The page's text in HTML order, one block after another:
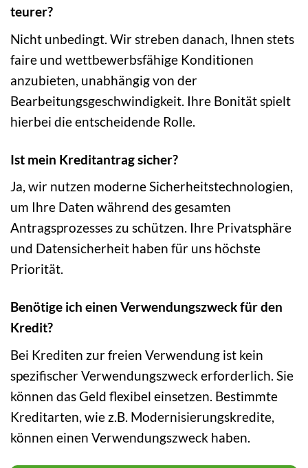
teurer?
Nicht unbedingt. Wir streben danach, Ihnen stets
faire und wettbewerbsfähige Konditionen
anzubieten, unabhängig von der
Bearbeitungsgeschwindigkeit. Ihre Bonität spielt
hierbei die entscheidende Rolle.
Ist mein Kreditantrag sicher?
Ja, wir nutzen moderne Sicherheitstechnologien,
um Ihre Daten während des gesamten
Antragsprozesses zu schützen. Ihre Privatsphäre
und Datensicherheit haben für uns höchste
Priorität.
Benötige ich einen Verwendungszweck für den
Kredit?
Bei Krediten zur freien Verwendung ist kein
spezifischer Verwendungszweck erforderlich. Sie
können das Geld flexibel einsetzen. Bestimmte
Kreditarten, wie z.B. Modernisierungskredite,
können einen Verwendungszweck haben.